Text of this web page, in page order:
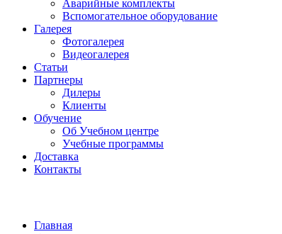
Аварийные комплекты
Вспомогательное оборудование
Галерея
Фотогалерея
Видеогалерея
Статьи
Партнеры
Дилеры
Клиенты
Обучение
Об Учебном центре
Учебные программы
Доставка
Контакты
Главная